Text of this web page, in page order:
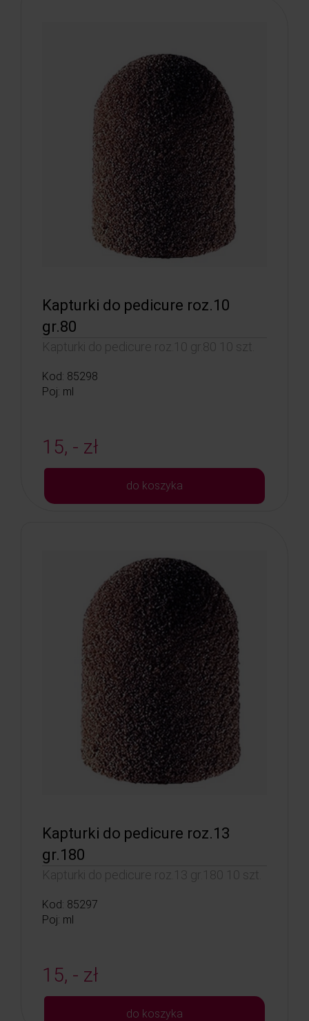
Kapturki do pedicure roz.10
gr.80
Kapturki do pedicure roz.10 gr.80 10 szt.
Kod: 85298
Poj: ml
15, - zł
do koszyka
Kapturki do pedicure roz.13
gr.180
Kapturki do pedicure roz.13 gr.180 10 szt.
Kod: 85297
Poj: ml
15, - zł
do koszyka